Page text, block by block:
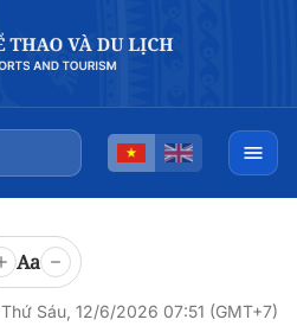
Aa
Thứ Sáu, 12/6/2026 07:51 (GMT+7)